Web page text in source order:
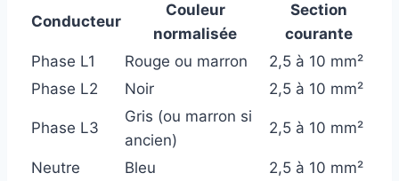
Conducteur
Couleur
normalisée
Section
courante
Phase L1
Rouge ou marron
2,5 à 10 mm²
Phase L2
Noir 2,5 à 10 mm²
Phase L3
Gris (ou marron si
ancien)
2,5 à 10 mm²
Neutre Bleu
2,5 à 10 mm²